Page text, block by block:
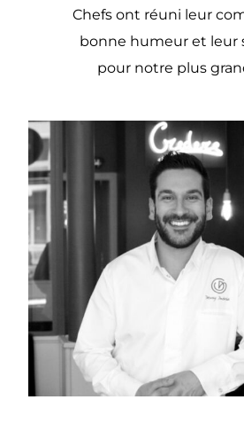
Chefs ont réuni leur
bonne humeur et leur
pour notre plus